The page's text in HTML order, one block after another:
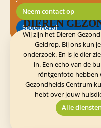
Neem contact op
Spoedgeval
DIEREN
Wij zijn het Dieren
Geldrop. Bij ons kun
onderzoek. En is je dier
in. Een echo van de
röntgenfoto hebben
Gezondheids Centrum
hebt over jouw
Alle diensten